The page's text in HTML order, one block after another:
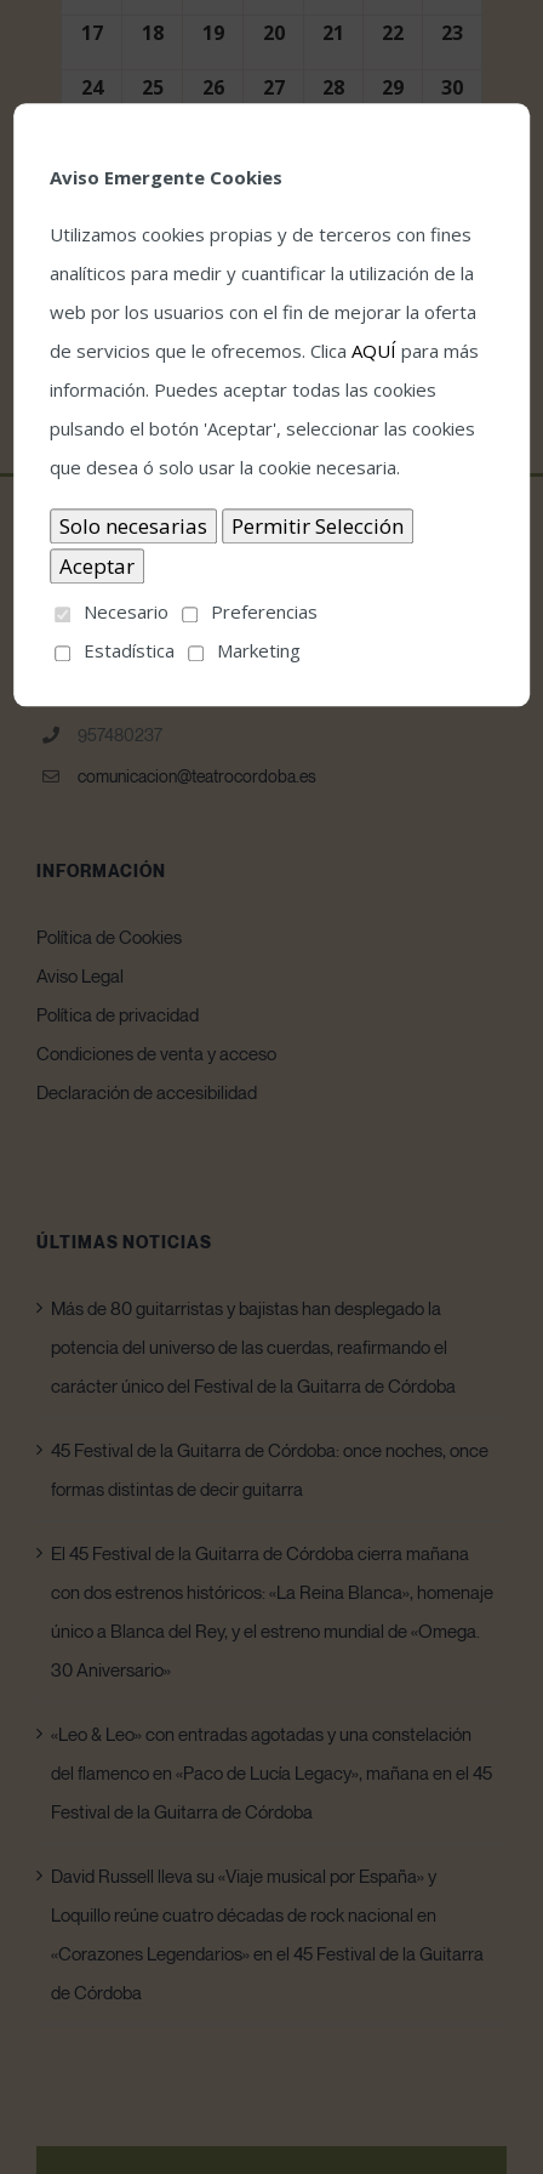
17 18 19 20 21 22 23
24 25 26 27 28 29 30
CONTACTO
Teatro Góngora Calle Jesús y María, nº 10 E
957480237
comunicacion@teatrocordoba.es
INFORMACIÓN
Política de Cookies
Aviso Legal
Política de privacidad
Condiciones de venta y acceso
Declaración de accesibilidad
ÚLTIMAS NOTICIAS
Más de 80 guitarristas y bajistas han desplegado la
potencia del universo de las cuerdas, reafirmando el
carácter único del Festival de la Guitarra de Córdoba
45 Festival de la Guitarra de Córdoba: once noches, once
formas distintas de decir guitarra
El 45 Festival de la Guitarra de Córdoba cierra mañana
con dos estrenos históricos: «La Reina Blanca», homenaje
único a Blanca del Rey, y el estreno mundial de «Omega.
30 Aniversario»
«Leo & Leo» con entradas agotadas y una constelación
del flamenco en «Paco de Lucía Legacy», mañana en el 45
Festival de la Guitarra de Córdoba
David Russell lleva su «Viaje musical por España» y
Loquillo reúne cuatro décadas de rock nacional en
«Corazones Legendarios» en el 45 Festival de la Guitarra
de Córdoba
Aviso Emergente Cookies
Utilizamos cookies propias y de terceros con fines
analíticos para medir y cuantificar la utilización de la
web por los usuarios con el fin de mejorar la oferta
de servicios que le ofrecemos. ClicaAQUÍ para más
información. Puedes aceptar todas las cookies
pulsando el botón 'Aceptar', seleccionar las cookies
que desea ó solo usar la cookie necesaria.
Necesario
Preferencias
Estadística
Marketing